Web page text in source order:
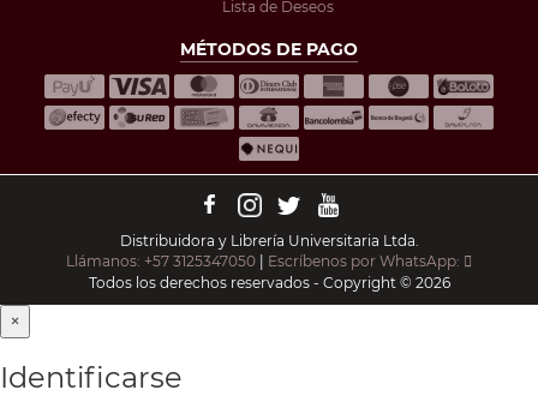
Lista de Deseos
MÉTODOS DE PAGO
Distribuidora y Librería Universitaria Ltda.
Llámanos: +57 3125347050 | Escríbenos por WhatsApp:
Todos los derechos reservados - Copyright © 2026
×
Identificarse